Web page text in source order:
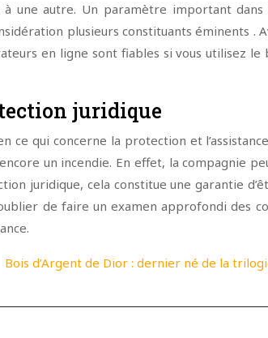
une autre. Un paramètre important dans
plusieurs constituants éminents .
en ligne sont fiables si vous utilisez
juridique
qui concerne la protection et
un incendie. En effet, la compagnie
juridique, cela constitue une garantie
de faire un examen approfondi des
Bois d’Argent de Dior : dernier né de la